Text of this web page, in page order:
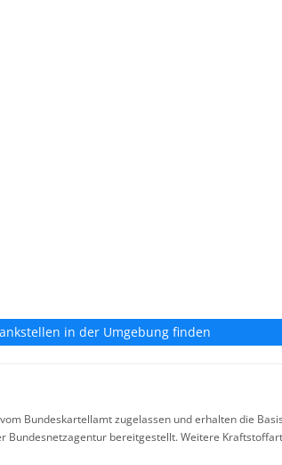
in der Umgebung finden
Bundeskartellamt zugelassen und erhalten die
bereitgestellt. Weitere